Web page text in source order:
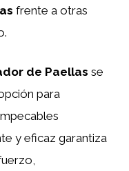
frente a otras
de Paellas se
para
y eficaz garantiza